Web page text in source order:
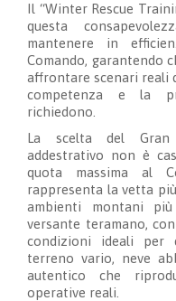
Il “Winter Rescue
questa
mantenere in
Comando, garantendo
affrontare scenari reali
competenza e la
richiedono.
La scelta del Gran
addestrativo non è
quota massima al
rappresenta la vetta
ambienti montani
versante teramano,
condizioni ideali per
terreno vario, neve
autentico che
operative reali.